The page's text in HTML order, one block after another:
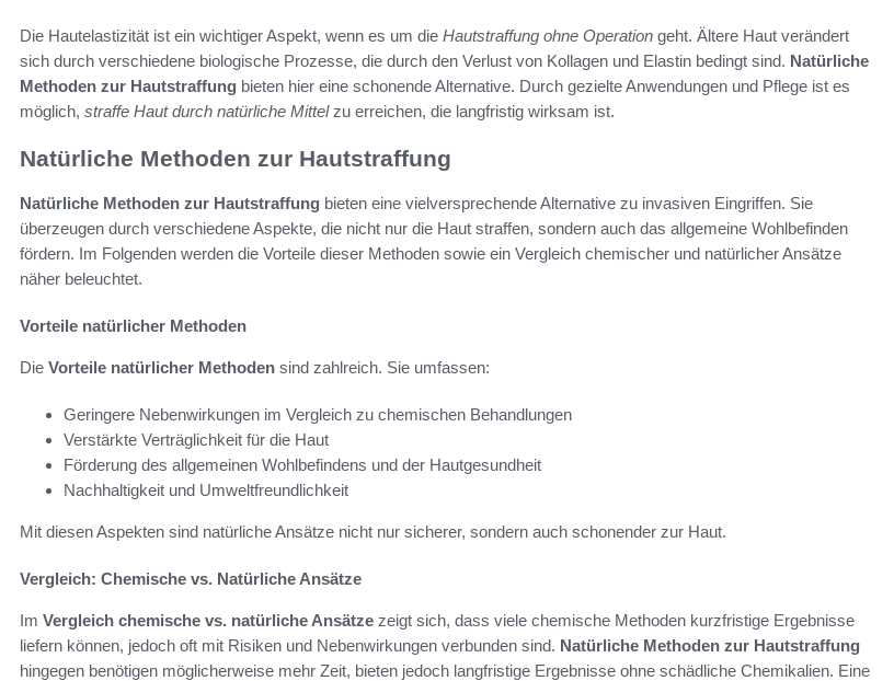
Die Hautelastizität ist ein wichtiger Aspekt, wenn es um die Hautstraffung ohne Operation geht. Ältere Haut verändert
sich durch verschiedene biologische Prozesse, die durch den Verlust von Kollagen und Elastin bedingt sind. Natürliche
Methoden zur Hautstraffung bieten hier eine schonende Alternative. Durch gezielte Anwendungen und Pflege ist es
möglich, straffe Haut durch natürliche Mittelzu erreichen, die langfristig wirksam ist.
Natürliche Methoden zur Hautstraffung
Natürliche Methoden zur Hautstraffung bieten eine vielversprechende Alternative zu invasiven Eingriffen. Sie
überzeugen durch verschiedene Aspekte, die nicht nur die Haut straffen, sondern auch das allgemeine Wohlbefinden
fördern. Im Folgenden werden die Vorteile dieser Methoden sowie ein Vergleich chemischer und natürlicher Ansätze
näher beleuchtet.
Vorteile natürlicher Methoden
Die Vorteile natürlicher Methoden sind zahlreich. Sie umfassen:
Geringere Nebenwirkungen im Vergleich zu chemischen Behandlungen
Verstärkte Verträglichkeit für die Haut
Förderung des allgemeinen Wohlbefindens und der Hautgesundheit
Nachhaltigkeit und Umweltfreundlichkeit
Mit diesen Aspekten sind natürliche Ansätze nicht nur sicherer, sondern auch schonender zur Haut.
Vergleich: Chemische vs. Natürliche Ansätze
Im Vergleich chemische vs. natürliche Ansätze zeigt sich, dass viele chemische Methoden kurzfristige Ergebnisse
liefern können, jedoch oft mit Risiken und Nebenwirkungen verbunden sind. Natürliche Methoden zur Hautstraffung
hingegen benötigen möglicherweise mehr Zeit, bieten jedoch langfristige Ergebnisse ohne schädliche Chemikalien. Eine